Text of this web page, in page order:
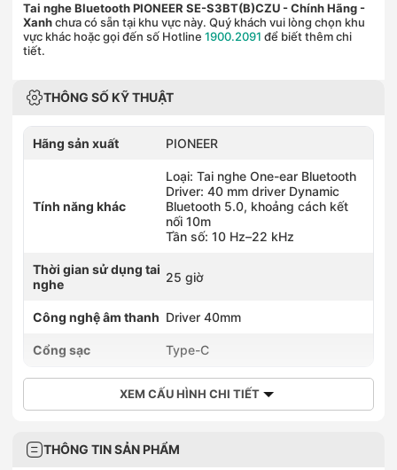
Tai nghe Bluetooth PIONEER SE-S3BT(B)CZU - Chính Hãng -
Xanhchưa có sẵn tại khu vực này. Quý khách vui lòng chọn khu
vực khác hoặc gọi đến số Hotline 1900.2091 để biết thêm chi
tiết.
THÔNG SỐ KỸ THUẬT
Hãng sản xuất PIONEER
Tính năng khác
Loại: Tai nghe One-ear Bluetooth
Driver: 40 mm driver Dynamic
Bluetooth 5.0, khoảng cách kết
nối 10m
Tần số: 10 Hz–22 kHz
Thời gian sử dụng tai
nghe
25 giờ
Công nghệ âm thanh Driver 40mm
Cổng sạc Type-C
XEM CẤU HÌNH CHI TIẾT
THÔNG TIN SẢN PHẨM